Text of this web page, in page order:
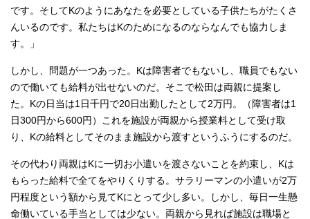
です。そしてKのようにあなたを必要としている子供たちがたくさ
んいるのです。私たちはKのためになるのならなんでも協力しま
す。」
しかし、問題が一つあった。Kは障害者でもないし、職員でもない
ので働いても給料が出せないのだ。そこで松田は両親に提案し
た。Kの日当は1日千円で20日出勤したとして2万円。（障害者は1
日300円から600円）これを施設が両親から授業料として受け取
り、Kの給料としてそのまま施設から渡すというふうにするのだ。
その代わり両親はKに一切お小遣いを渡さないことを約束し、Kは
もらった給料で全てをやりくりする。サラリーマンの小遣いが2万
円程度という額から見てKにとって少し多い。しかし、毎日一生懸
命働いている手当としては少ない。両親から見れば施設は職場と